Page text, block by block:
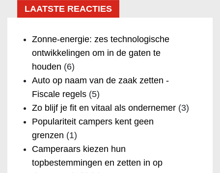
LAATSTE REACTIES
Zonne-energie: zes technologische
ontwikkelingen om in de gaten te
houden (6)
Auto op naam van de zaak zetten -
Fiscale regels (5)
Zo blijf je fit en vitaal als ondernemer (3)
Populariteit campers kent geen
grenzen (1)
Camperaars kiezen hun
topbestemmingen en zetten in op